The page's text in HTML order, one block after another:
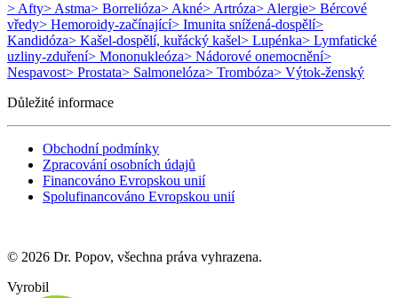
> Afty> Astma> Borrelióza> Akné> Artróza> Alergie> Bércové
vředy> Hemoroidy-začínající> Imunita snížená-dospělí>
Kandidóza> Kašel-dospělí, kuřácký kašel> Lupénka> Lymfatické
uzliny-zduření> Mononukleóza> Nádorové onemocnění>
Nespavost> Prostata> Salmonelóza> Trombóza> Výtok-ženský
Důležité informace
Obchodní podmínky
Zpracování osobních údajů
Financováno Evropskou unií
Spolufinancováno Evropskou unií
© 2026 Dr. Popov, všechna práva vyhrazena.
Vyrobil